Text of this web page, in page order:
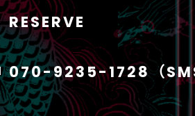
RESERVE
070-9235-1728（